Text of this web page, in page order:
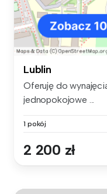
Lublin
Oferuję do
jednopokojowe ...
1 pokój
2 200 zł